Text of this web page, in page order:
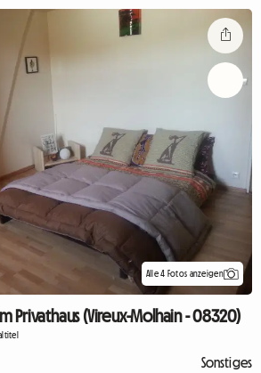
Alle 4 Fotos anzeigen
Privathaus (Vireux-Molhain - 08320)
Sonstiges